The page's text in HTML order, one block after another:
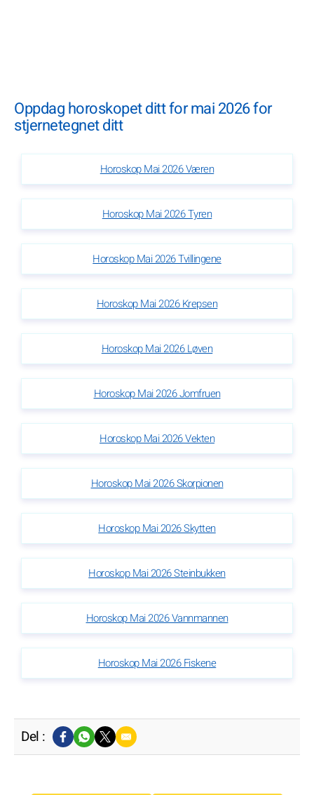
Oppdag horoskopet ditt for mai 2026 for
stjernetegnet ditt
Horoskop Mai 2026 Væren
Horoskop Mai 2026 Tyren
Horoskop Mai 2026 Tvillingene
Horoskop Mai 2026 Krepsen
Horoskop Mai 2026 Løven
Horoskop Mai 2026 Jomfruen
Horoskop Mai 2026 Vekten
Horoskop Mai 2026 Skorpionen
Horoskop Mai 2026 Skytten
Horoskop Mai 2026 Steinbukken
Horoskop Mai 2026 Vannmannen
Horoskop Mai 2026 Fiskene
Del :